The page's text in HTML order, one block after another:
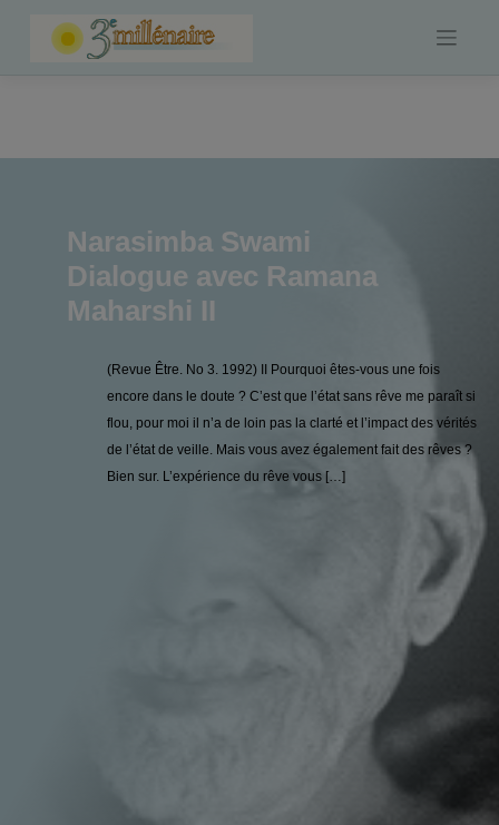
Narasimba Swami
Dialogue avec Ramana
Maharshi II
(Revue Être. No 3. 1992) II Pourquoi êtes-vous une fois
encore dans le doute ? C’est que l’état sans rêve me paraît si
flou, pour moi il n’a de loin pas la clarté et l’impact des vérités
de l’état de veille. Mais vous avez également fait des rêves ?
Bien sur. L’expérience du rêve vous […]